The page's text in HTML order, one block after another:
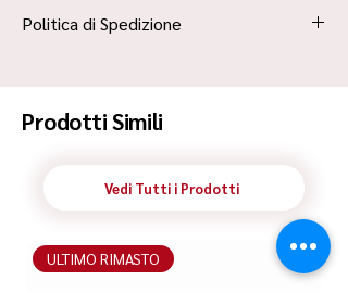
“Termini e Condizioni”
Politica di Spedizione
Prodotti Simili
Vedi Tutti i Prodotti
ULTIMO RIMASTO